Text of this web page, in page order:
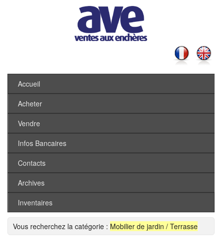
Accueil
Acheter
Vendre
Infos Bancaires
Contacts
Archives
Inventaires
Vous recherchez la catégorie : Mobilier de jardin / Terrasse